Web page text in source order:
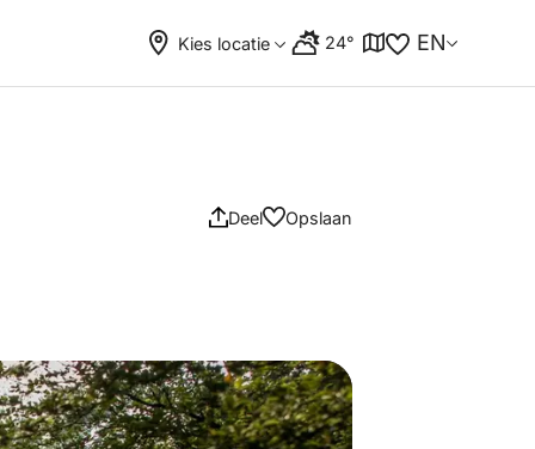
Kies locatie 24° EN
Deel Opslaan